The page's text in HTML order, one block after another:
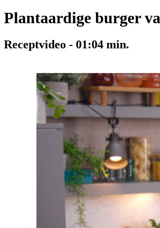
Plantaardige burger
Receptvideo - 01:04 min.